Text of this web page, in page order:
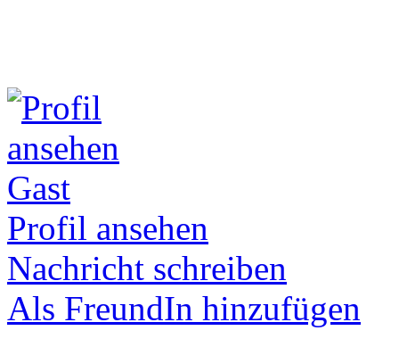
Gast
Profil ansehen
Nachricht schreiben
Als FreundIn hinzufügen